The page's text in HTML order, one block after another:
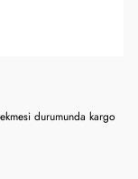
durumunda kargo